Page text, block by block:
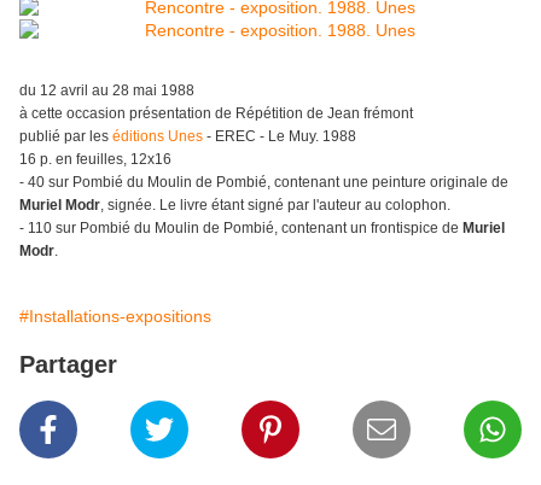
du 12 avril au 28 mai 1988
à cette occasion présentation de Répétition de Jean frémont
publié par les éditions Unes - EREC - Le Muy. 1988
16 p. en feuilles, 12x16
- 40 sur Pombié du Moulin de Pombié, contenant une peinture originale de
Muriel Modr, signée. Le livre étant signé par l'auteur au colophon.
- 110 sur Pombié du Moulin de Pombié, contenant un frontispice de Muriel
Modr.
#Installations-expositions
Partager